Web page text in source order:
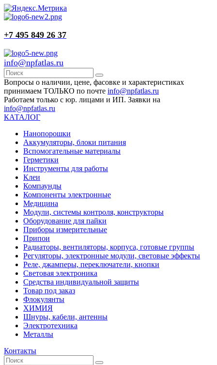
+7 495 849 26 37
info@npfatlas.ru
Вопросы о наличии, цене, фасовке и характеристиках
принимаем ТОЛЬКО по почте info@npfatlas.ru
Работаем только с юр. лицами и ИП. Заявки на
info@npfatlas.ru
КАТАЛОГ
Нанопорошки
Аккумуляторы, блоки питания
Вспомогательные материалы
Герметики
Инструменты для работы
Клеи
Компаунды
Компоненты электронные
Медицина
Модули, системы контроля, конструкторы
Оборудование для пайки
Приборы измерительные
Припои
Радиаторы, вентиляторы, корпуса, готовые группы
Регуляторы, электронные модули, световые эффекты
Реле, джамперы, переключатели, кнопки
Световая электроника
Средства индивидуальной защиты
Товар под заказ
Флокулянты
ХИМИЯ
Шнуры, кабели, антенны
Электротехника
Металлы
Контакты